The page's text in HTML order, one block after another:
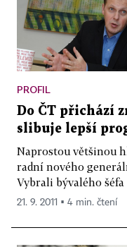
PROFIL
Do ČT přichází
slibuje lepší
Naprostou většinou
radní nového
Vybrali bývalého šéfa
21. 9. 2011 ▪ 4 min. čtení